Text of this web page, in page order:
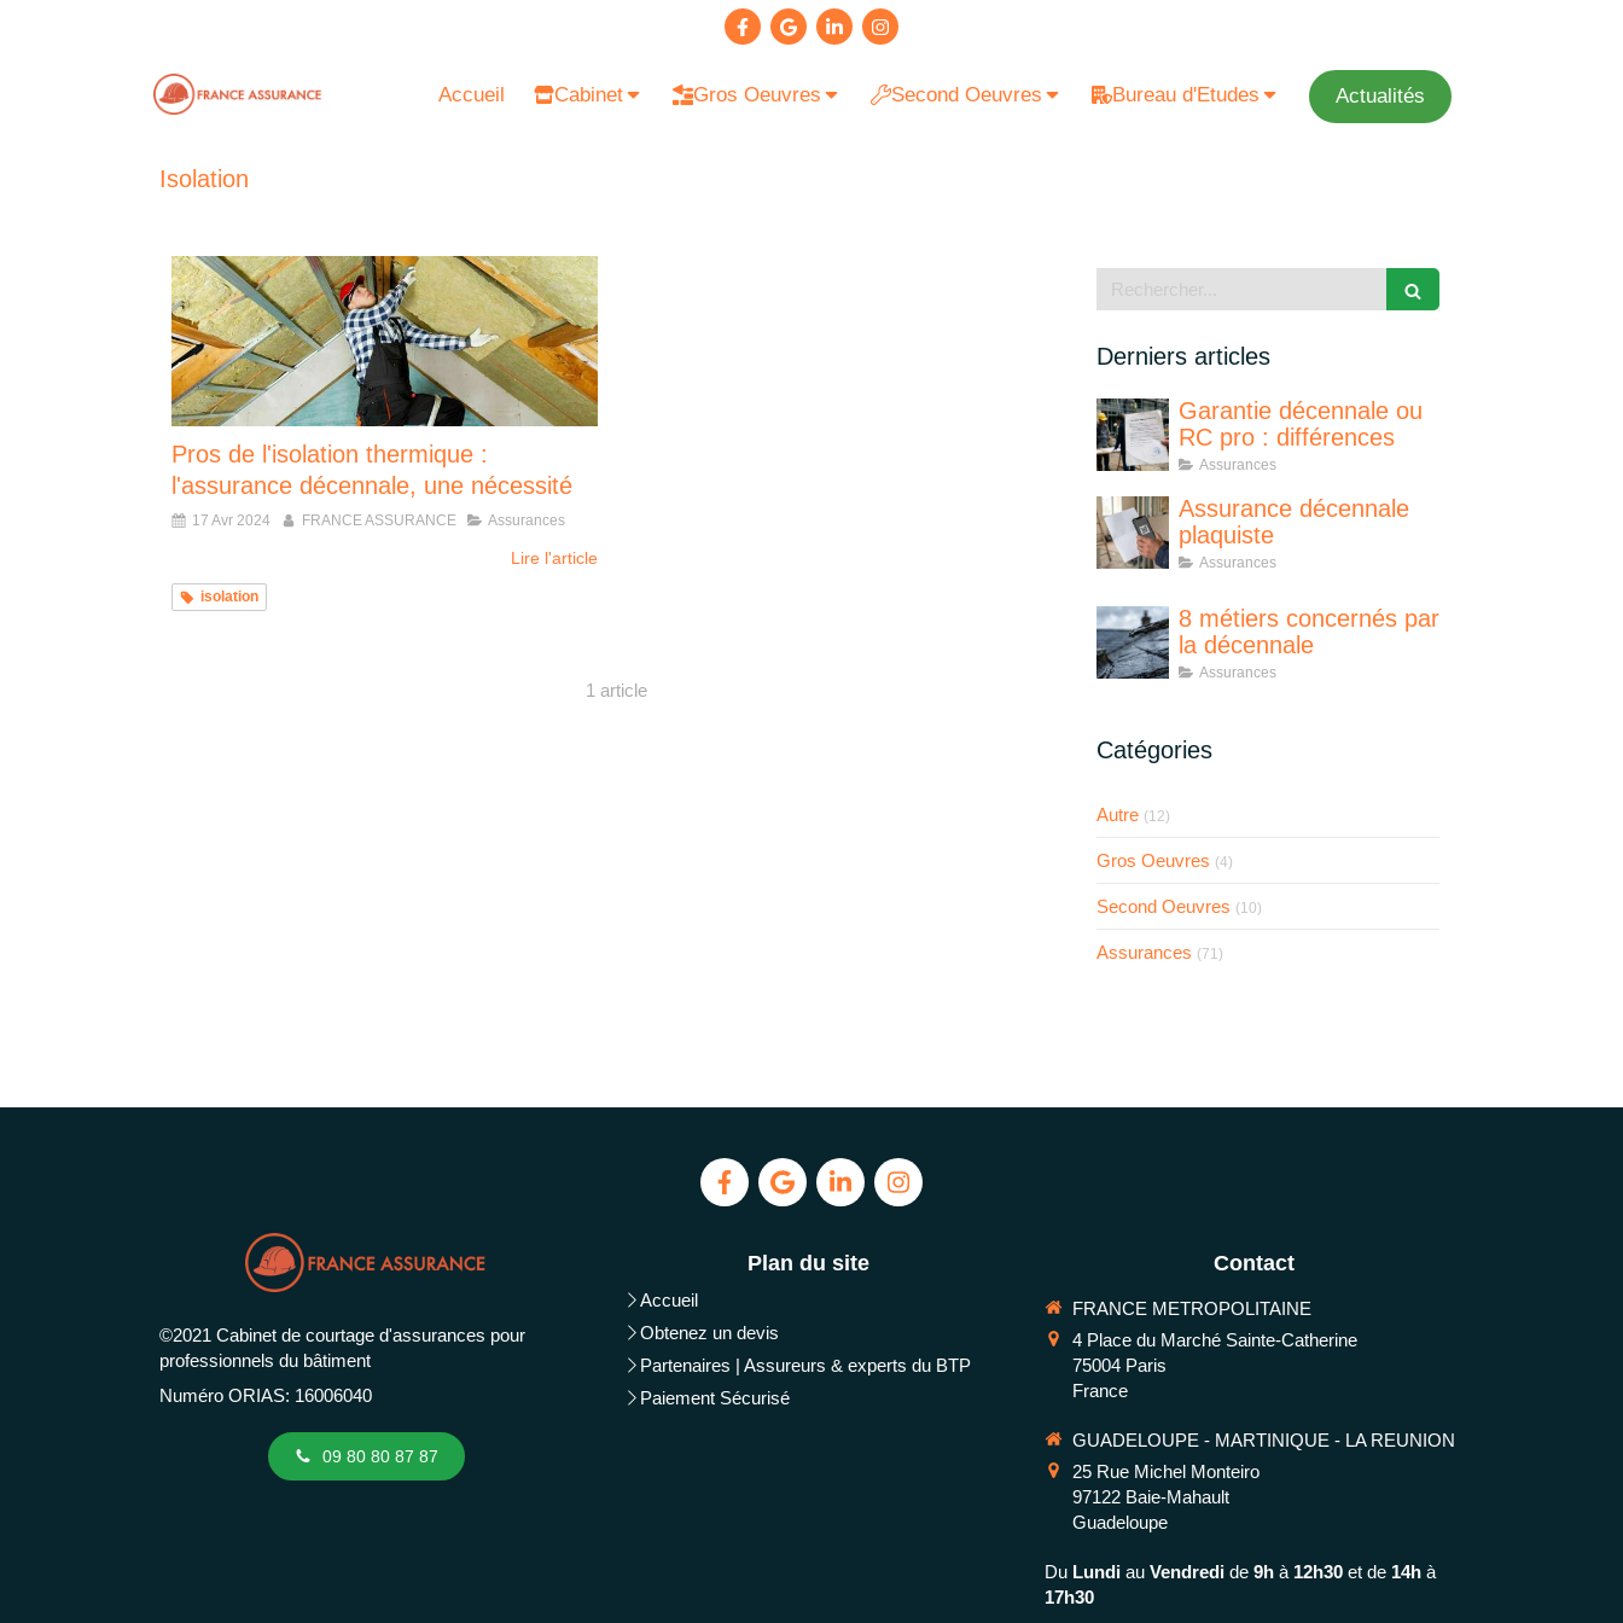
Accueil Cabinet Gros Oeuvres Second Oeuvres Bureau d'Etudes Actualités
Isolation
Pros de l'isolation thermique :
l'assurance décennale, une nécessité
17 Avr 2024 FRANCE ASSURANCE Assurances
Lire l'article
isolation
1 article
Derniers articles
Garantie décennale ou
RC pro : différences
Assurances
Assurance décennale
plaquiste
Assurances
8 métiers concernés par
la décennale
Assurances
Catégories
Autre (12)
Gros Oeuvres (4)
Second Oeuvres (10)
Assurances (71)
©2021 Cabinet de courtage d'assurances pour
professionnels du bâtiment
Numéro ORIAS: 16006040
09 80 80 87 87
Plan du site
Accueil
Obtenez un devis
Partenaires | Assureurs & experts du BTP
Paiement Sécurisé
Contact
FRANCE METROPOLITAINE
4 Place du Marché Sainte-Catherine
75004 Paris
France
GUADELOUPE - MARTINIQUE - LA REUNION
25 Rue Michel Monteiro
97122 Baie-Mahault
Guadeloupe
Du Lundi auVendredi de9h à 12h30 et de 14h à
17h30